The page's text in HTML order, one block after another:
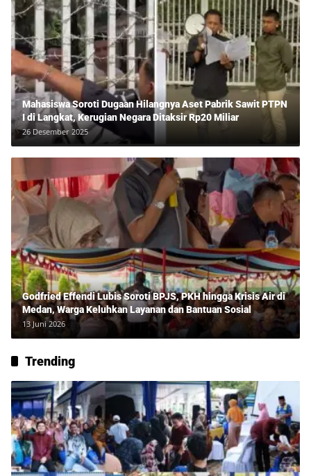
Mahasiswa Soroti Dugaan Hilangnya Aset Pabrik Sawit PTPN
I di Langkat, Kerugian Negara Ditaksir Rp20 Miliar
26 Desember 2025
Godfried Effendi Lubis Soroti BPJS, PKH hingga Krisis Air di
Medan, Warga Keluhkan Layanan dan Bantuan Sosial
13 Juni 2026
Trending